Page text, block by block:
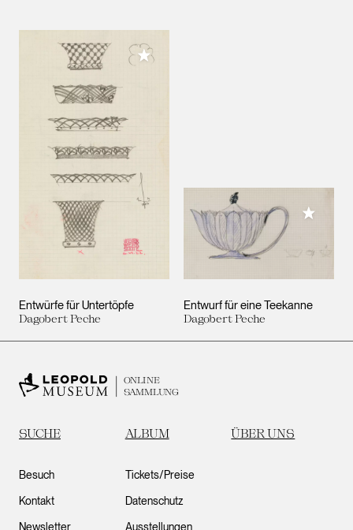
Entwürfe für Untertöpfe
Dagobert Peche
Meiner Sammlung hinzufügen
Entwurf für eine Teekanne
Dagobert Peche
Meiner
ONLINE
SAMMLUNG
SUCHE ALBUM ÜBER UNS
Besuch
Kontakt
Newsletter
Tickets/Preise
Datenschutz
Ausstellungen